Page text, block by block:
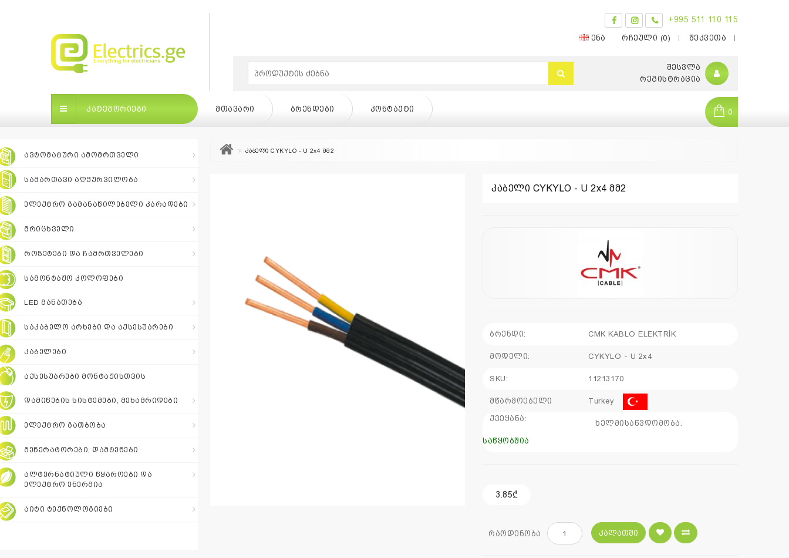
ᲙᲐᲢᲔᲒᲝᲠᲘᲔᲑᲘ ᲛᲗᲐᲕᲐᲠᲘ
თვის
+995 511 110
sales@electrics.ge
+995 511 110 115
ᲔᲜᲐ ᲠᲩᲔᲣᲚᲘ (0) ᲨᲔᲙᲕᲔᲗᲐ
ᲨᲔᲡᲕᲚᲐ
ᲠᲔᲒᲘᲡᲢᲠᲐᲪᲘᲐ
ᲙᲐᲢᲔᲒᲝᲠᲘᲔᲑᲘ ᲛᲗᲐᲕᲐᲠᲘ ᲑᲠᲔᲜᲓᲔᲑᲘ ᲙᲝᲜᲢᲐᲥᲢᲘ 0
ᲐᲕᲢᲝᲛᲐᲢᲣᲠᲘ ᲐᲛᲝᲛᲠᲗᲕᲔᲚᲘ
ᲡᲐᲛᲐᲠᲗᲐᲕᲘ ᲐᲦᲭᲣᲠᲕᲘᲚᲝᲑᲐ
ᲔᲚᲔᲥᲢᲠᲝ ᲒᲐᲛᲐᲜᲐᲬᲘᲚᲔᲑᲔᲚᲘ ᲙᲐᲠᲐᲓᲔᲑᲘ
ᲛᲠᲘᲪᲮᲕᲔᲚᲘ
ᲠᲝᲖᲔᲢᲔᲑᲘ ᲓᲐ ᲩᲐᲛᲠᲗᲕᲔᲚᲔᲑᲘ
ᲡᲐᲛᲝᲜᲢᲐᲟᲝ ᲙᲝᲚᲝᲤᲔᲑᲘ
LED ᲒᲐᲜᲐᲗᲔᲑᲐ
ᲡᲐᲙᲐᲑᲔᲚᲝ ᲐᲠᲮᲔᲑᲘ ᲓᲐ ᲐᲥᲡᲔᲡᲣᲐᲠᲔᲑᲘ
ᲙᲐᲑᲔᲚᲔᲑᲘ
ᲐᲥᲡᲔᲡᲣᲐᲠᲔᲑᲘ ᲛᲝᲜᲢᲐᲟᲘᲡᲗᲕᲘᲡ
ᲓᲐᲛᲘᲬᲔᲑᲘᲡ ᲡᲘᲡᲢᲔᲛᲔᲑᲘ, ᲛᲔᲮᲐᲛᲠᲘᲓᲔᲑᲘ
ᲔᲚᲔᲥᲢᲠᲝ ᲒᲐᲗᲑᲝᲑᲐ
ᲒᲔᲜᲔᲠᲐᲢᲝᲠᲔᲑᲘ, ᲓᲐᲛᲢᲔᲜᲔᲑᲘ
ᲐᲚᲢᲔᲠᲜᲐᲢᲘᲣᲚᲘ ᲬᲧᲐᲠᲝᲔᲑᲘ ᲓᲐ
ᲔᲚᲔᲥᲢᲠᲝ ᲔᲜᲔᲠᲒᲘᲐ
ᲐᲘᲢᲘ ᲢᲔᲥᲜᲝᲚᲝᲒᲘᲔᲑᲘ
კაბელი CYKYLO - U 2x4 მმ2
კაბელი CYKYLO - U 2x4 მმ2
ბრენდი: CMK KABLO ELEKTRİK
მოდელი: CYKYLO - U 2x4
SKU: 11213170
მწარმოებელი
ქვეყანა:
Turkey
ხელმისაწვდომობა:
საწყობშია
3.85₾
რაოდენობა ᲙᲐᲚᲐᲗᲨᲘ